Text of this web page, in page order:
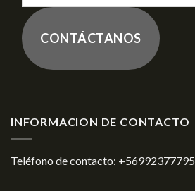
CONTÁCTANOS
INFORMACION DE CONTACTO
Teléfono de contacto: +56992377795